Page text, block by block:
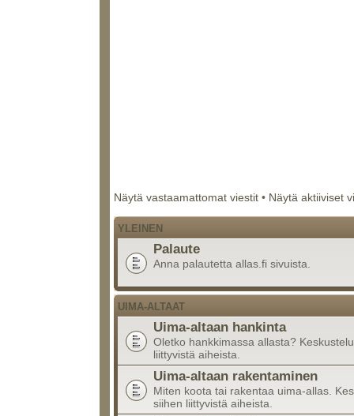
Näytä vastaamattomat viestit • Näytä aktiiviset
YLEINEN
Palaute
Anna palautetta allas.fi sivuista.
UIMA-ALTAAT
Uima-altaan hankinta
Oletko hankkimassa allasta?
liittyvistä aiheista.
Uima-altaan rakentaminen
Miten koota tai rakentaa uima-allas.
siihen liittyvistä aiheista.